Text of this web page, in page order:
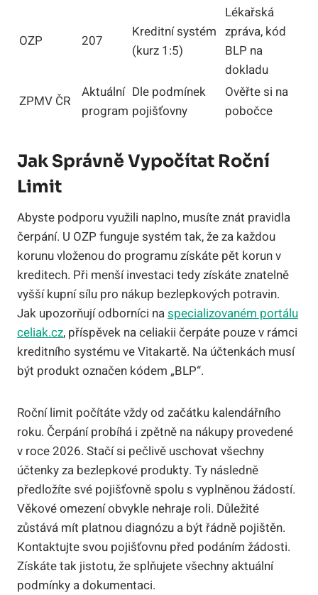
OZP 207
Kreditní systém
(kurz 1:5)
Lékařská
zpráva, kód
BLP na
dokladu
ZPMV ČR
Aktuální
program
Dle podmínek
pojišťovny
Ověřte si na
pobočce
Jak Správně Vypočítat Roční
Limit
Abyste podporu využili naplno, musíte znát pravidla
čerpání. U OZP funguje systém tak, že za každou
korunu vloženou do programu získáte pět korun v
kreditech. Při menší investaci tedy získáte znatelně
vyšší kupní sílu pro nákup bezlepkových potravin.
Jak upozorňují odborníci naspecializovaném portálu
celiak.cz, příspěvek na celiakii čerpáte pouze v rámci
kreditního systému ve Vitakartě. Na účtenkách musí
být produkt označen kódem „BLP“.
Roční limit počítáte vždy od začátku kalendářního
roku. Čerpání probíhá i zpětně na nákupy provedené
v roce 2026. Stačí si pečlivě uschovat všechny
účtenky za bezlepkové produkty. Ty následně
předložíte své pojišťovně spolu s vyplněnou žádostí.
Věkové omezení obvykle nehraje roli. Důležité
zůstává mít platnou diagnózu a být řádně pojištěn.
Kontaktujte svou pojišťovnu před podáním žádosti.
Získáte tak jistotu, že splňujete všechny aktuální
podmínky a dokumentaci.